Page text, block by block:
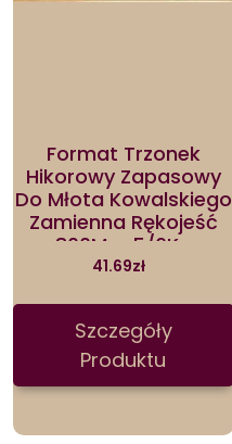
Format Trzonek
Hikorowy Zapasowy
Do Młota Kowalskiego
Zamienna Rękojeść
800Mm 5/6Kg
41.69zł
Szczegóły
Produktu